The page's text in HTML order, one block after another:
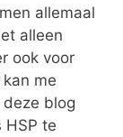
allemaal
alleen
ook voor
me
blog
HSP te